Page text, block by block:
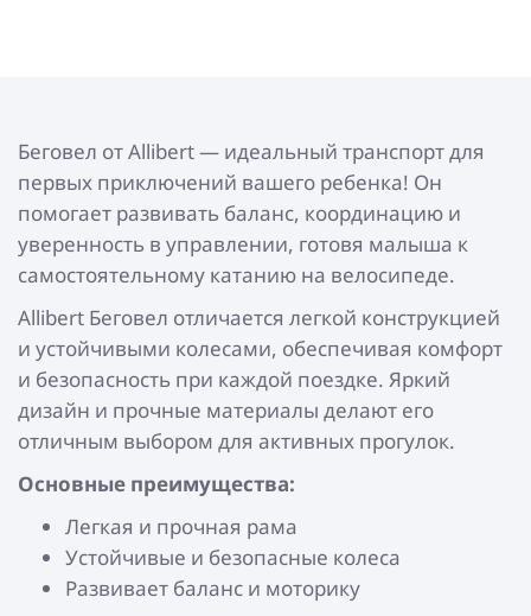
Беговел от Allibert — идеальный транспорт для
первых приключений вашего ребенка! Он
помогает развивать баланс, координацию и
уверенность в управлении, готовя малыша к
самостоятельному катанию на велосипеде.
Allibert Беговел отличается легкой конструкцией
и устойчивыми колесами, обеспечивая комфорт
и безопасность при каждой поездке. Яркий
дизайн и прочные материалы делают его
отличным выбором для активных прогулок.
Основные преимущества:
Легкая и прочная рама
Устойчивые и безопасные колеса
Развивает баланс и моторику